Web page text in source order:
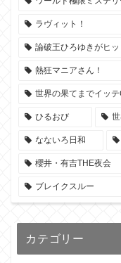
ラヴィット！
論破王ひろゆきがヒ
熱狂マニアさん！
世界の果てまでイッテ
ひるおび
なないろ日和
櫻井・有吉THE夜会
ブレイクスルー
カテゴリー